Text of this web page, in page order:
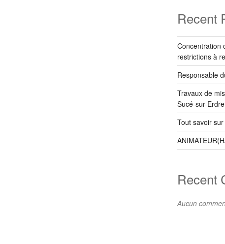
Recent
Concentration
restrictions à
Responsable
Travaux de
Sucé-sur-Erdre
Tout savoir
Recent
Aucun